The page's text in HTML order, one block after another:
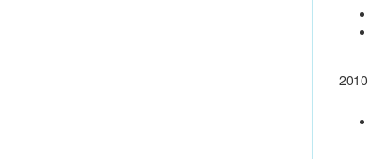
2010